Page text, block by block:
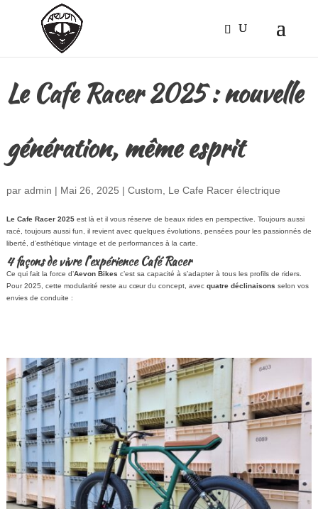
Le Cafe Racer 2025 : nouvelle
génération, même esprit
par admin | Mai 26, 2025 | Custom Le Cafe Racer électrique
Le Cafe Racer 2025est là et il vous réserve de beaux rides en perspective. Toujours aussi
racé, toujours aussi fun, il revient avec quelques évolutions, pensées pour les passionnés de
liberté, d’esthétique vintage et de performances à la carte.
4 façons de vivre l’expérience Café Racer
Ce qui fait la force d’Aevon Bikes c’est sa capacité à s’adapter à tous les profils de riders.
Pour 2025, cette modularité reste au cœur du concept, avec quatre déclinaisons selon vos
envies de conduite :